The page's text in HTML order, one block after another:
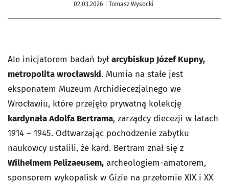
02.03.2026 | Tomasz Wysocki
Ale inicjatorem badań byłarcybiskup Józef Kupny,
metropolita wrocławski. Mumia na stałe jest
eksponatem Muzeum Archidiecezjalnego we
Wrocławiu, które przejęło prywatną kolekcję
kardynała Adolfa Bertrama, zarządcy diecezji w latach
1914 – 1945. Odtwarzając pochodzenie zabytku
naukowcy ustalili, że kard. Bertram znał się z
Wilhelmem Pelizaeusem, archeologiem-amatorem,
sponsorem wykopalisk w Gizie na przełomie XIX i XX